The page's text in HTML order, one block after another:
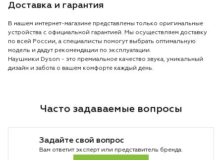
Доставка и гарантия
В нашем интернет-магазине представлены только оригинальные
устройства с официальной гарантией. Мы осуществляем доставку
по всей России, а специалисты помогут выбрать оптимальную
модель и дадут рекомендации по эксплуатации.
Наушники Dyson - это премиальное качество звука, уникальный
дизайн и забота о вашем комфорте каждый день.
Часто задаваемые вопросы
Задайте свой вопрос
Вам ответит эксперт или представитель бренда.